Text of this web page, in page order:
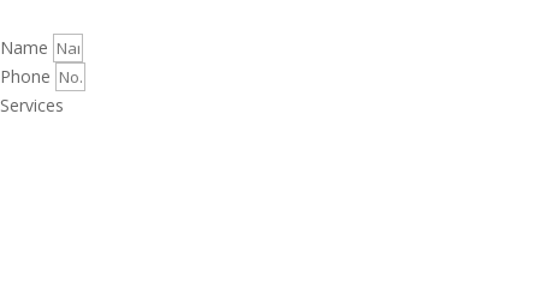
Name
Phone
Services